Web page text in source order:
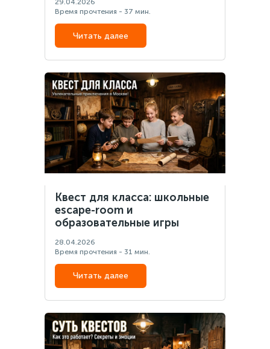
29.04.2026
Время прочтения - 37 мин.
Читать далее
Квест для класса: школьные
escape-room и
образовательные игры
28.04.2026
Время прочтения - 31 мин.
Читать далее